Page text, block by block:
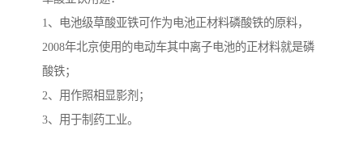
1、电池级草酸亚铁可作为电池正材料磷酸铁的原料，
2008年北京使用的电动车其中离子电池的正材料就是磷
酸铁；
2、用作照相显影剂；
3、用于制药工业。